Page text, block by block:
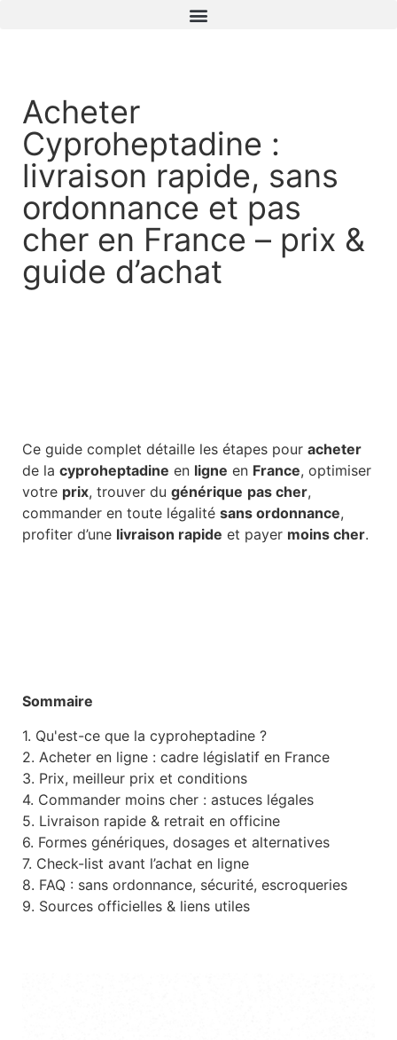
Acheter
Cyproheptadine :
livraison rapide, sans
ordonnance et pas
cher en France – prix &
guide d’achat
Ce guide complet détaille les étapes pour acheter
de la cyproheptadine en ligne en France, optimiser
votre prix, trouver du générique pas cher,
commander en toute légalité sans ordonnance,
profiter d’une livraison rapide et payer moins cher.
Sommaire
1. Qu'est-ce que la cyproheptadine ?
2. Acheter en ligne : cadre législatif en France
3. Prix, meilleur prix et conditions
4. Commander moins cher : astuces légales
5. Livraison rapide & retrait en officine
6. Formes génériques, dosages et alternatives
7. Check-list avant l’achat en ligne
8. FAQ : sans ordonnance, sécurité, escroqueries
9. Sources officielles & liens utiles